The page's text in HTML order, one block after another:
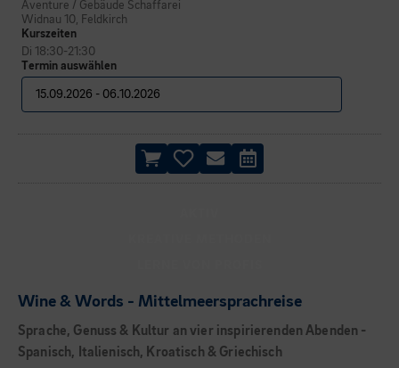
Aventure / Gebäude Schaffarei
Widnau 10, Feldkirch
Termin auswählen
Kurszeiten
Di 18:30-21:30
Wine & Words - Mittelmeersprachreise
Sprache, Genuss & Kultur an vier inspirierenden Abenden -
Spanisch, Italienisch, Kroatisch & Griechisch